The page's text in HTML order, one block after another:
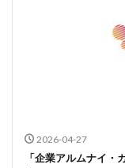
2026-04-27
「企業アルムナイ・